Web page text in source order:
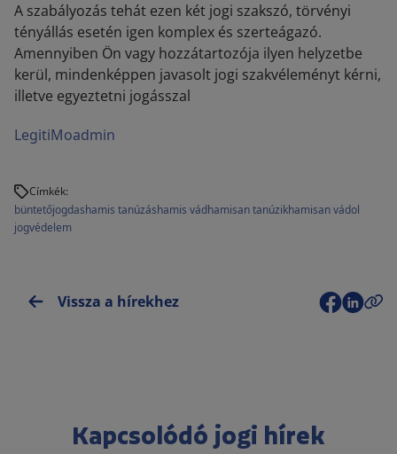
A szabályozás tehát ezen két jogi szakszó, törvényi
tényállás esetén igen komplex és szerteágazó.
Amennyiben Ön vagy hozzátartozója ilyen helyzetbe
kerül, mindenképpen javasolt jogi szakvéleményt kérni,
illetve egyeztetni jogásszal
LegitiMoadmin
Címkék:
büntetőjogdashamis tanúzáshamis vádhamisan tanúzikhamisan vádol
jogvédelem
Vissza a hírekhez
Kapcsolódó jogi hírek